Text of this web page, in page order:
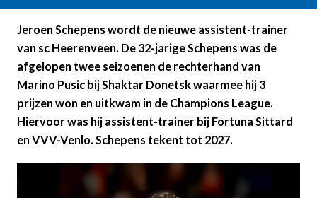
Jeroen Schepens wordt de nieuwe assistent-trainer
van sc Heerenveen. De 32-jarige Schepens was de
afgelopen twee seizoenen de rechterhand van
Marino Pusic bij Shaktar Donetsk waarmee hij 3
prijzen won en uitkwam in de Champions League.
Hiervoor was hij assistent-trainer bij Fortuna Sittard
en VVV-Venlo. Schepens tekent tot 2027.